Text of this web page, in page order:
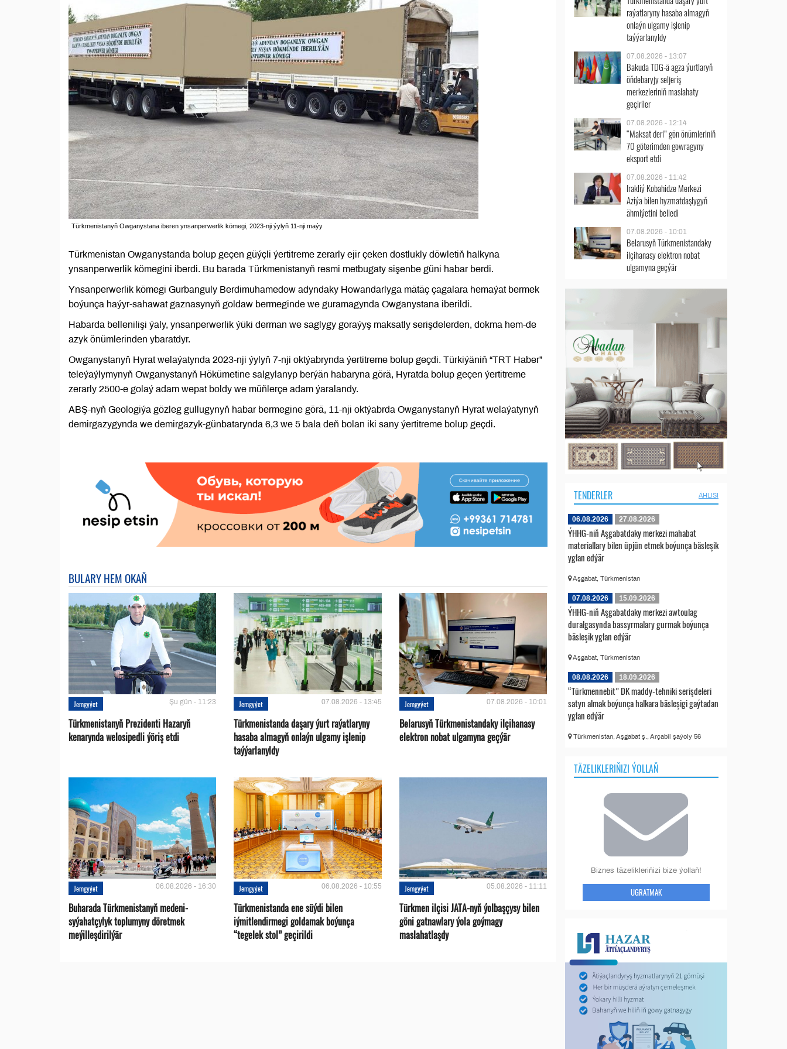
Türkmenistanyň Owganystana iberen ynsanperwerlik kömegi, 2023-nji ýylyň 11-nji maýy
Türkmenistan Owganystanda bolup geçen güýçli ýertitreme zerarly ejir çeken dostlukly döwletiň halkyna
ynsanperwerlik kömegini iberdi. Bu barada Türkmenistanyň resmi metbugaty sişenbe güni habar berdi.
Ynsanperwerlik kömegi Gurbanguly Berdimuhamedow adyndaky Howandarlyga mätäç çagalara hemaýat bermek
boýunça haýyr-sahawat gaznasynyň goldaw bermeginde we guramagynda Owganystana iberildi.
Habarda bellenilişi ýaly, ynsanperwerlik ýüki derman we saglygy goraýyş maksatly serişdelerden, dokma hem-de
azyk önümlerinden ybaratdyr.
Owganystanyň Hyrat welaýatynda 2023-nji ýylyň 7-nji oktýabrynda ýertitreme bolup geçdi. Türkiýäniň “TRT Haber”
teleýaýlymynyň Owganystanyň Hökümetine salgylanyp berýän habaryna görä, Hyratda bolup geçen ýertitreme
zerarly 2500-e golaý adam wepat boldy we müňlerçe adam ýaralandy.
ABŞ-nyň Geologiýa gözleg gullugynyň habar bermegine görä, 11-nji oktýabrda Owganystanyň Hyrat welaýatynyň
demirgazygynda we demirgazyk-günbatarynda 6,3 we 5 bala deň bolan iki sany ýertitreme bolup geçdi.
BULARY HEM OKAŇ
Jemgyýet Şu gün - 11:23
Türkmenistanyň Prezidenti Hazaryň
kenarynda welosipedli ýöriş etdi
Jemgyýet 07.08.2026 - 13:45
Türkmenistanda daşary ýurt raýatlaryny
hasaba almagyň onlaýn ulgamy işlenip
taýýarlanyldy
Jemgyýet 07.08.2026 - 10:01
Belarusyň Türkmenistandaky ilçihanasy
elektron nobat ulgamyna geçýär
Jemgyýet 06.08.2026 - 16:30
Buharada Türkmenistanyň medeni-
syýahatçylyk toplumyny döretmek
meýilleşdirilýär
Jemgyýet 06.08.2026 - 10:55
Türkmenistanda ene süýdi bilen
iýmitlendirmegi goldamak boýunça
“tegelek stol” geçirildi
Jemgyýet 05.08.2026 - 11:11
Türkmen ilçisi JATA-nyň ýolbaşçysy bilen
göni gatnawlary ýola goýmagy
maslahatlaşdy
raýatlaryny hasaba almagyň
onlaýn ulgamy işlenip
taýýarlanyldy
07.08.2026 - 13:07
Bakuda TDG-ä agza ýurtlaryň
öňdebaryjy seljeriş
merkezleriniň maslahaty
geçiriler
07.08.2026 - 12:14
“Maksat deri” gön önümleriniň
70 göterimden gowragyny
eksport etdi
07.08.2026 - 11:42
Irakliý Kobahidze Merkezi
Aziýa bilen hyzmatdaşlygyň
ähmiýetini belledi
07.08.2026 - 10:01
Belarusyň Türkmenistandaky
ilçihanasy elektron nobat
ulgamyna geçýär
TENDERLER ÄHLISI
06.08.2026 27.08.2026
ÝHHG-niň Aşgabatdaky merkezi mahabat
materiallary bilen üpjün etmek boýunça bäsleşik
yglan edýär
Aşgabat, Türkmenistan
07.08.2026 15.09.2026
ÝHHG-niň Aşgabatdaky merkezi awtoulag
duralgasynda bassyrmalary gurmak boýunça
bäsleşik yglan edýär
Aşgabat, Türkmenistan
08.08.2026 18.09.2026
“Türkmennebit” DK maddy-tehniki serişdeleri
satyn almak boýunça halkara bäsleşigi gaýtadan
yglan edýär
Türkmenistan, Aşgabat ş., Arçabil şaýoly 56
TÄZELIKLERIŇIZI ÝOLLAŇ
Biznes täzelikleriňizi bize ýollaň!
UGRATMAK